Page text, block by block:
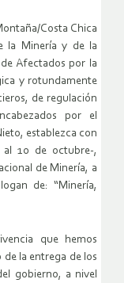
Costa Chica
la Minería y de la
Afectados por la
y rotundamente
de regulación
por el
establezca con
al 10 de octubre-,
de Minería, a
de: “Minería,
que hemos
la entrega de los
gobierno, a nivel